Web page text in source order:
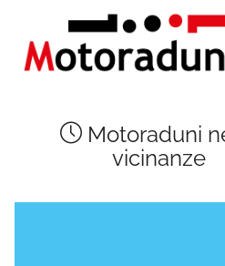
Motoraduni
vicinanze